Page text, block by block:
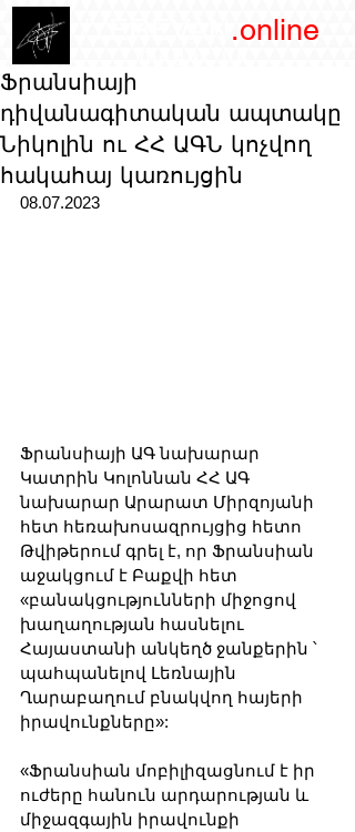
.online
Ֆրանսիայի
դիվանագիտական ապտակը
Նիկոլին ու ՀՀ ԱԳՆ կոչվող
հակահայ կառույցին
08.07.2023
Ֆրանսիայի ԱԳ նախարար
Կատրին Կոլոննան ՀՀ ԱԳ
նախարար Արարատ Միրզոյանի
հետ հեռախոսազրույցից հետո
Թվիթերում գրել է, որ Ֆրանսիան
աջակցում է Բաքվի հետ
«բանակցությունների միջոցով
խաղաղության հասնելու
Հայաստանի անկեղծ ջանքերին ՝
պահպանելով Լեռնային
Ղարաբաղում բնակվող հայերի
իրավունքները»:
«Ֆրանսիան մոբիլիզացնում է իր
ուժերը հանուն արդարության և
միջազգային իրավունքի